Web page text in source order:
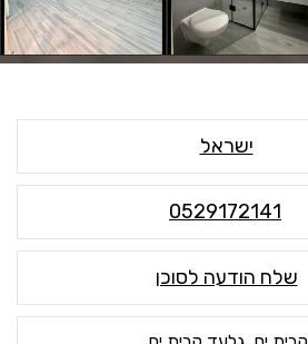
ישראל
0529172141
שלח הודעה לסוכן